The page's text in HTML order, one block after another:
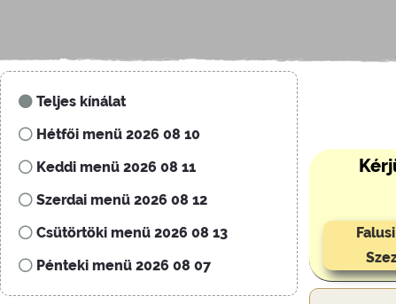
Teljes kínálat
Hétfői menü 2026 08 10
Keddi menü 2026 08 11
Szerdai menü 2026 08 12
Csütörtöki menü 2026 08 13
Pénteki menü 2026 08 07